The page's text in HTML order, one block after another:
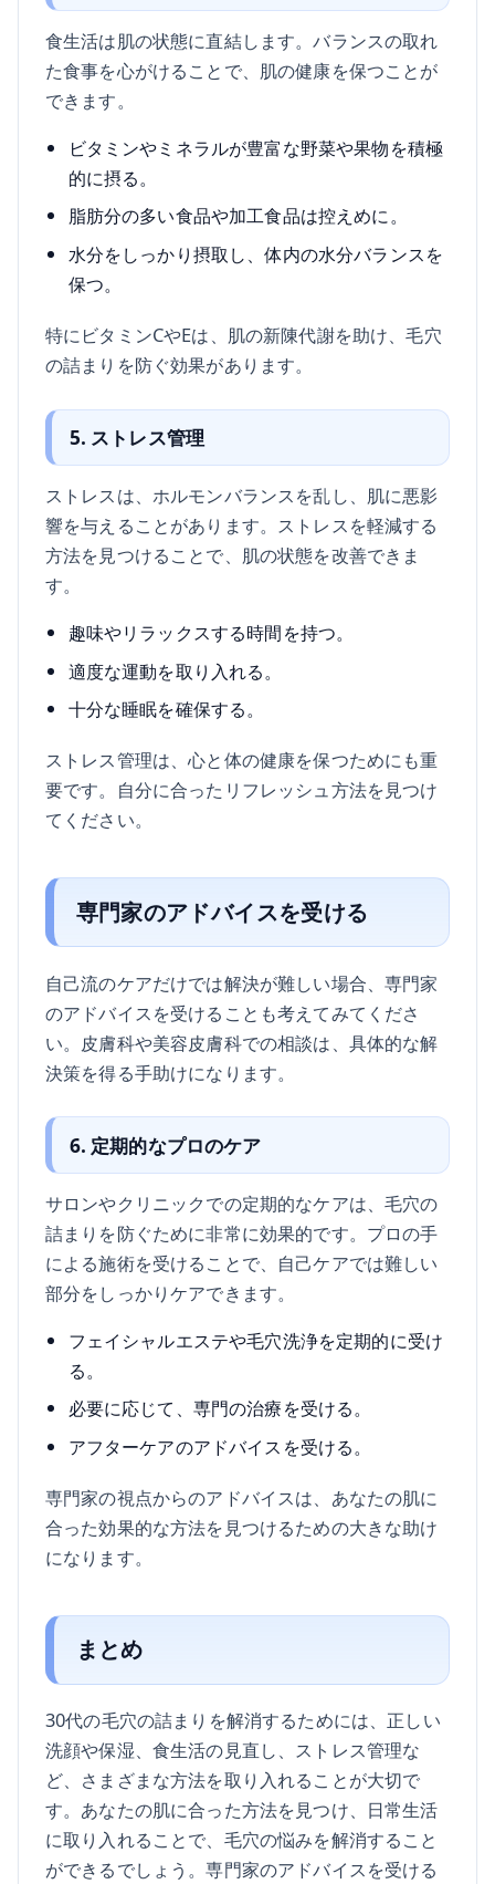
食生活は肌の状態に直結します。バランスの取れ
た食事を心がけることで、肌の健康を保つことが
できます。
ビタミンやミネラルが豊富な野菜や果物を積極
的に摂る。
脂肪分の多い食品や加工食品は控えめに。
水分をしっかり摂取し、体内の水分バランスを
保つ。
特にビタミンCやEは、肌の新陳代謝を助け、毛穴
の詰まりを防ぐ効果があります。
5. ストレス管理
ストレスは、ホルモンバランスを乱し、肌に悪影
響を与えることがあります。ストレスを軽減する
方法を見つけることで、肌の状態を改善できま
す。
趣味やリラックスする時間を持つ。
適度な運動を取り入れる。
十分な睡眠を確保する。
ストレス管理は、心と体の健康を保つためにも重
要です。自分に合ったリフレッシュ方法を見つけ
てください。
専門家のアドバイスを受ける
自己流のケアだけでは解決が難しい場合、専門家
のアドバイスを受けることも考えてみてくださ
い。皮膚科や美容皮膚科での相談は、具体的な解
決策を得る手助けになります。
6. 定期的なプロのケア
サロンやクリニックでの定期的なケアは、毛穴の
詰まりを防ぐために非常に効果的です。プロの手
による施術を受けることで、自己ケアでは難しい
部分をしっかりケアできます。
フェイシャルエステや毛穴洗浄を定期的に受け
る。
必要に応じて、専門の治療を受ける。
アフターケアのアドバイスを受ける。
専門家の視点からのアドバイスは、あなたの肌に
合った効果的な方法を見つけるための大きな助け
になります。
まとめ
30代の毛穴の詰まりを解消するためには、正しい
洗顔や保湿、食生活の見直し、ストレス管理な
ど、さまざまな方法を取り入れることが大切で
す。あなたの肌に合った方法を見つけ、日常生活
に取り入れることで、毛穴の悩みを解消すること
ができるでしょう。専門家のアドバイスを受ける